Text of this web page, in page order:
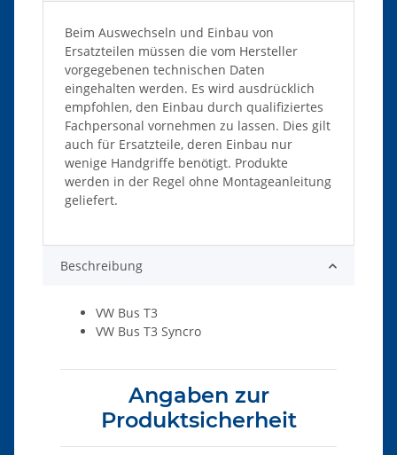
Beim Auswechseln und Einbau von
Ersatzteilen müssen die vom Hersteller
vorgegebenen technischen Daten
eingehalten werden. Es wird ausdrücklich
empfohlen, den Einbau durch qualifiziertes
Fachpersonal vornehmen zu lassen. Dies gilt
auch für Ersatzteile, deren Einbau nur
wenige Handgriffe benötigt. Produkte
werden in der Regel ohne Montageanleitung
geliefert.
Beschreibung
VW Bus T3
VW Bus T3 Syncro
Angaben zur
Produktsicherheit